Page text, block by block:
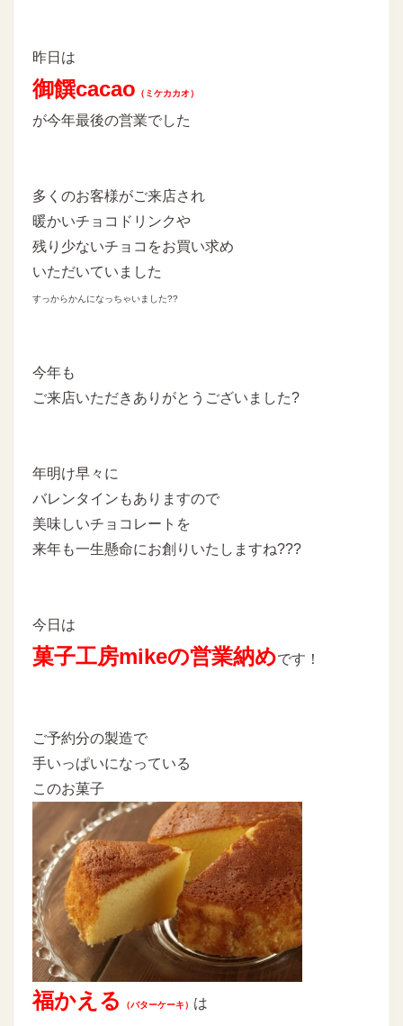
昨日は
御饌cacao （ミケカカオ）
が今年最後の営業でした
多くのお客様がご来店され
暖かいチョコドリンクや
残り少ないチョコをお買い求め
いただいていました
すっからかんになっちゃいました??
今年も
ご来店いただきありがとうございました?
年明け早々に
バレンタインもありますので
美味しいチョコレートを
来年も一生懸命にお創りいたしますね???
今日は
菓子工房mikeの営業納めです！
ご予約分の製造で
手いっぱいになっている
このお菓子
福かえる （バターケーキ） は